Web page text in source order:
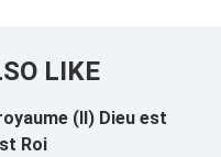
LIKE
(II) Dieu est
Roi